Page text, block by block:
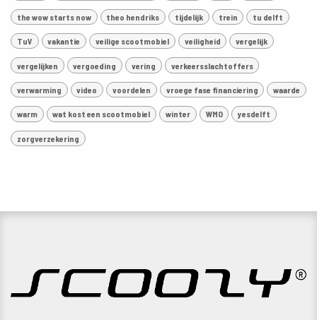
the wow starts now theo hendriks tijdelijk trein tu delft
TuV vakantie veilige scootmobiel veiligheid vergelijk
vergelijken vergoeding vering verkeersslachtoffers
verwarming video voordelen vroege fase financiering waarde
warm wat kost een scootmobiel winter WMO yesdelft
zorgverzekering